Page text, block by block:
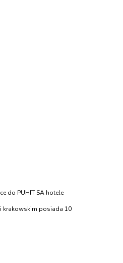
do PUHIT SA hotele
krakowskim posiada 10